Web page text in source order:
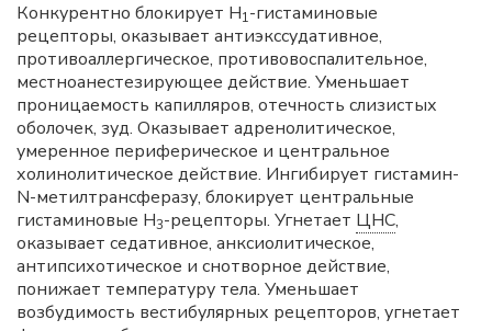
Конкурентно блокирует H1-гистаминовые
рецепторы, оказывает антиэкссудативное,
противоаллергическое, противовоспалительное,
местноанестезирующее действие. Уменьшает
проницаемость капилляров, отечность слизистых
оболочек, зуд. Оказывает адренолитическое,
умеренное периферическое и центральное
холинолитическое действие. Ингибирует гистамин-
N-метилтрансферазу, блокирует центральные
гистаминовые H3-рецепторы. Угнетает ЦНС,
оказывает седативное, анксиолитическое,
антипсихотическое и снотворное действие,
понижает температуру тела. Уменьшает
возбудимость вестибулярных рецепторов, угнетает